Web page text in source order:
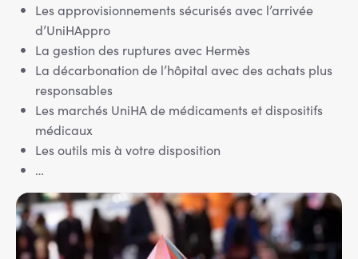
Les approvisionnements sécurisés avec l’arrivée
d’UniHAppro
La gestion des ruptures avec Hermès
La décarbonation de l’hôpital avec des achats plus
responsables
Les marchés UniHA de médicaments et dispositifs
médicaux
Les outils mis à votre disposition
…